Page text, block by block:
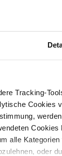
Tracking-
Cookies
alle
oder